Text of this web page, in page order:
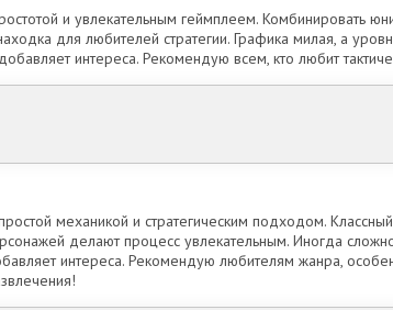
и увлекательным геймплеем. Комбинировать
для любителей стратегии. Графика милая, а
интереса. Рекомендую всем, кто любит
механикой и стратегическим подходом.
делают процесс увлекательным. Иногда
интереса. Рекомендую любителям жанра,